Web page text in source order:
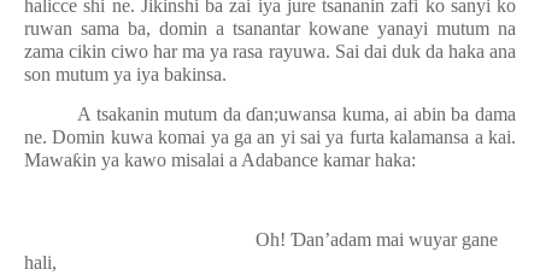
halicce shi ne. Jikinshi ba zai iya jure tsananin zafi ko sanyi ko
ruwan sama ba, domin a tsanantar kowane yanayi mutum na
zama cikin ciwo har ma ya rasa rayuwa. Sai dai duk da haka ana
son mutum ya iya bakinsa.
A tsakanin mutum daɗan;uwansa kuma, ai abin ba dama
ne. Domin kuwa komai ya ga an yi sai ya furta kalamansa a kai.
Mawaƙin ya kawo misalai a Adabance kamar haka:
Oh! Ɗan’adam mai wuyar gane
hali,